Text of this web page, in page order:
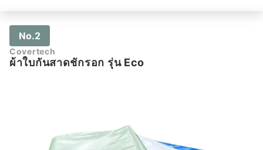
No.2
Covertech
ผ้าใบกันสาดชักรอก รุ่น Eco